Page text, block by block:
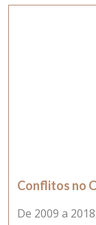
Conflitos no
De 2009 a